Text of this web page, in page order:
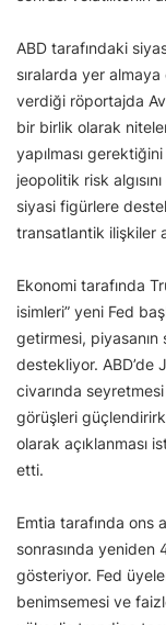
ABD tarafındaki
sıralarda yer almaya
verdiği röportajda
bir birlik olarak
yapılması
jeopolitik risk
siyasi figürlere
transatlantik ilişkiler
Ekonomi tarafında
isimleri” yeni Fed
getirmesi,
destekliyor. ABD’de
civarında
görüşleri
olarak açıklanması
etti.
Emtia tarafında ons
sonrasında
gösteriyor. Fed
benimsemesi ve